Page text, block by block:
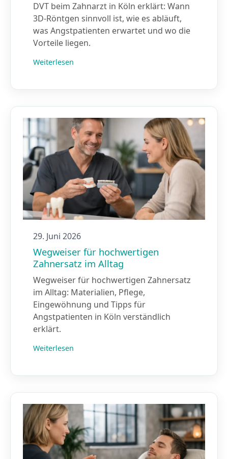
DVT beim Zahnarzt in Köln erklärt: Wann
3D-Röntgen sinnvoll ist, wie es abläuft,
was Angstpatienten erwartet und wo die
Vorteile liegen.
Weiterlesen
29. Juni 2026
Wegweiser für hochwertigen
Zahnersatz im Alltag
Wegweiser für hochwertigen Zahnersatz
im Alltag: Materialien, Pflege,
Eingewöhnung und Tipps für
Angstpatienten in Köln verständlich
erklärt.
Weiterlesen